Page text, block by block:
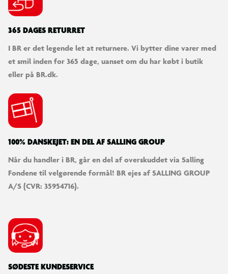
under spillet.
bringer dit spil til live. Disse kraftfulde højttalerenheder
leverer medrivende lyd med dyb, rungende bas og skarpe
højder, så hver detalje i spillets lydspor er klar og levende,
Ørepuderne er designet til at passe komfortabelt over dine
ører og giver en tæt, sikker pasform. Dette forbedrer
komforten, forbedrer basresponsen og tilbyder overlegen
støjisolering, så du kan fordybe dig i spillet uden forstyrrelser.
Indeholder:
Quick Start Guide
Tekniske specifikationer:
Højtalere: 40mm med neodymmagneter.
365 DAGES RETURRET
I BR er det legende let at returnere. Vi bytter dine varer med
et smil inden for 365 dage, uanset om du har købt i butik
eller på BR.dk.
100% DANSKEJET: EN DEL AF SALLING GROUP
Når du handler i BR, går en del af overskuddet via Salling
Fondene til velgørende formål! BR ejes af SALLING GROUP
A/S (CVR: 35954716).
SØDESTE KUNDESERVICE